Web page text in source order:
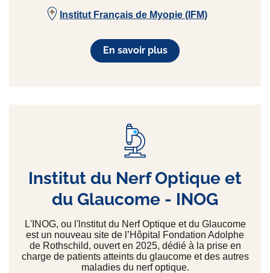
Institut Français de Myopie (IFM)
En savoir plus
Institut du Nerf Optique et
du Glaucome - INOG
L'INOG, ou l'lnstitut du Nerf Optique et du Glaucome
est un nouveau site de l’Hôpital Fondation Adolphe
de Rothschild, ouvert en 2025, dédié à la prise en
charge de patients atteints du glaucome et des autres
maladies du nerf optique.